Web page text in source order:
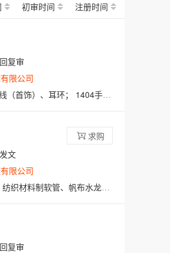
-教育娱乐(38)
初审时间 注册时间
复审
限公司
首饰）、耳环； 1404手表；
文
限公司
带、运载工具散热器用连接软管；
求购
复审